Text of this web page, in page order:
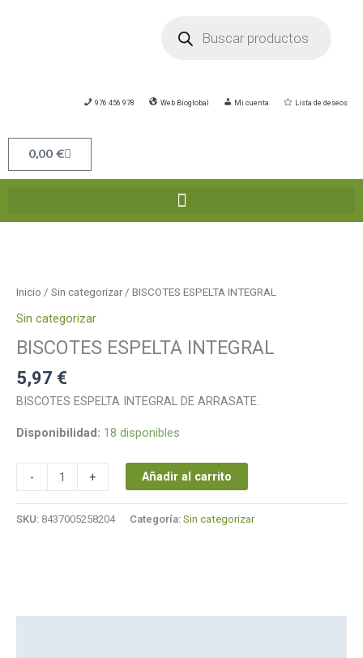
productos
976 456 978 Web Bioglobal Mi cuenta Lista de deseos
0,00 €Carrito
Inicio / Sin categorizar/ BISCOTES ESPELTA INTEGRAL
Sin categorizar
BISCOTES ESPELTA INTEGRAL
5,97 €
BISCOTES ESPELTA INTEGRAL DE ARRASATE.
Disponibilidad: 18 disponibles
-
INTEGRAL
+ Añadir al carrito
SKU: 8437005258204 Categoría: Sin categorizar